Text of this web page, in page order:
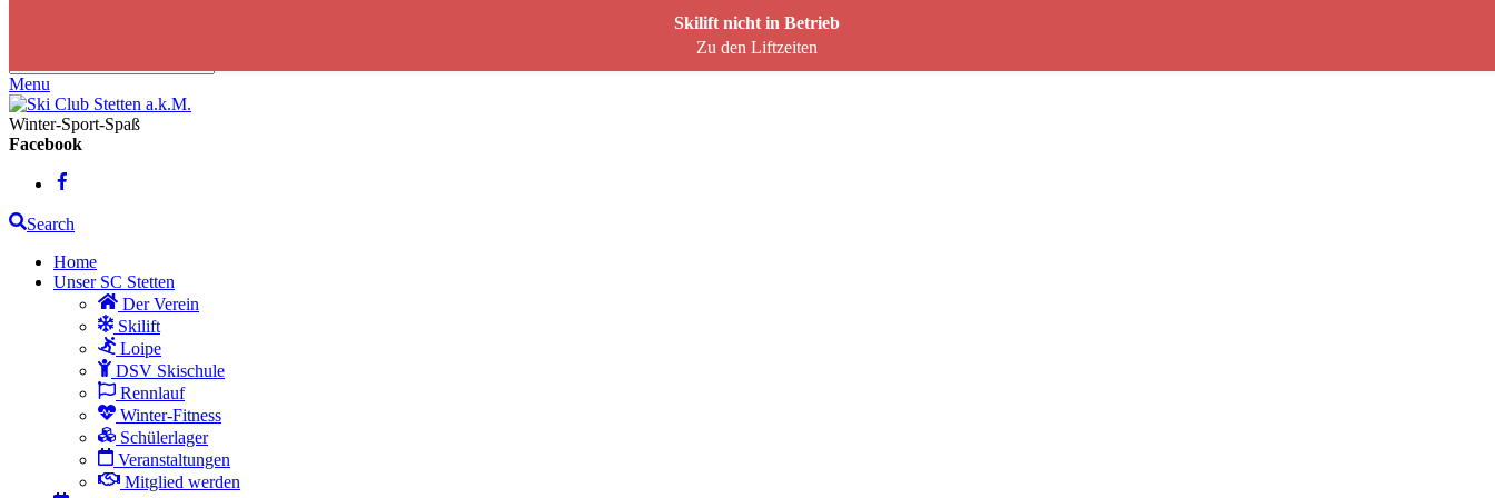
Menu
Winter-Sport-Spaß
Facebook
Search
Home
Unser SC Stetten
Der Verein
Skilift
Loipe
DSV Skischule
Rennlauf
Winter-Fitness
Schülerlager
Veranstaltungen
Mitglied werden
Skilift nicht in Betrieb
Zu den Liftzeiten